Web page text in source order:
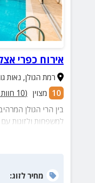
אירוח כפרי
רמת הגולן, נאות
10 מצוין (
10
למשפחות ולזוגות
מחוממת, מטבח
מחירלזוג: